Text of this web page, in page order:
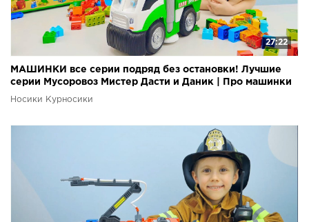
27:22
МАШИНКИ все серии подряд без остановки! Лучшие
серии Мусоровоз Мистер Дасти и Даник | Про машинки
Носики Курносики